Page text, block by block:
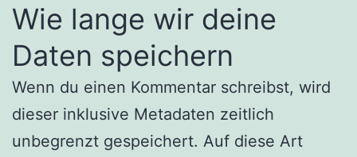
Wie lange wir deine
Daten speichern
Wenn du einen Kommentar schreibst, wird
dieser inklusive Metadaten zeitlich
unbegrenzt gespeichert. Auf diese Art